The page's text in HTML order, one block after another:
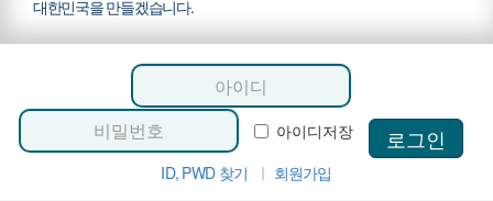
대한민국을 만들겠습니다.
아이디저장
ID, PWD 찾기 ㅣ 회원가입